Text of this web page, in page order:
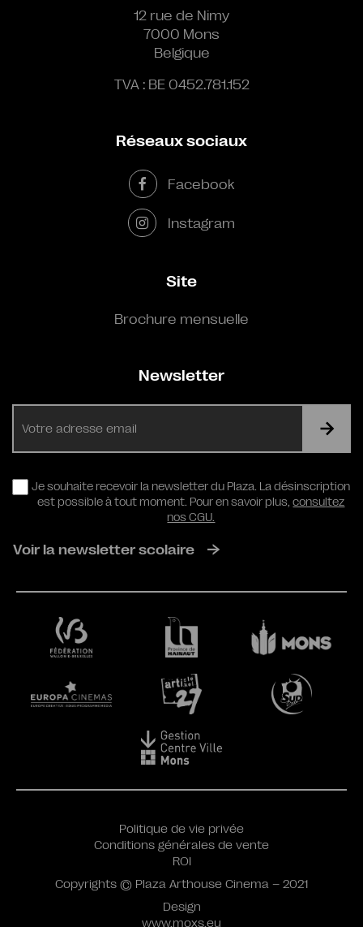
12 rue de Nimy
7000 Mons
Belgique
TVA : BE 0452.781.152
Réseaux sociaux
Facebook
Instagram
Site
Brochure mensuelle
Newsletter
RGPD
Je souhaite recevoir la newsletter du Plaza. La désinscription
est possible à tout moment. Pour en savoir plus,consultez
nos CGU.
Voir la newsletter scolaire
Design
www.moxs.eu
Politique de vie privée
Conditions générales de vente
ROI
Copyrights © Plaza Arthouse Cinema – 2021